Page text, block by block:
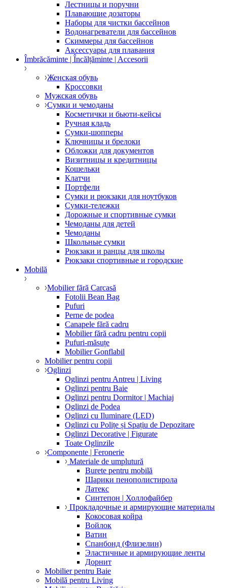
Лестницы и поручни
Плавающие дозаторы
Наборы для чистки бассейнов
Водонагреватели для бассейнов
Скиммеры для бассейнов
Аксессуары для плавания
Îmbrăcăminte | Încălțăminte | Accesorii
Женская обувь
Кроссовки
Мужская обувь
Сумки и чемоданы
Косметички и бьюти-кейсы
Ручная кладь
Сумки-шопперы
Ключницы и брелоки
Обложки для документов
Визитницы и кредитницы
Кошельки
Клатчи
Портфели
Сумки и рюкзаки для ноутбуков
Сумки-тележки
Дорожные и спортивные сумки
Чемоданы для детей
Чемоданы
Школьные сумки
Рюкзаки и ранцы для школы
Рюкзаки спортивные и городские
Mobilă
Mobilier fără Carcasă
Fotolii Bean Bag
Pufuri
Perne de podea
Canapele fără cadru
Mobilier fără cadru pentru copii
Pufuri-măsuțe
Mobilier Gonflabil
Mobilier pentru copii
Oglinzi
Oglinzi pentru Antreu | Living
Oglinzi pentru Baie
Oglinzi pentru Dormitor | Machiaj
Oglinzi de Podea
Oglinzi cu Iluminare (LED)
Oglinzi cu Polițe și Spațiu de Depozitare
Oglinzi Decorative | Figurate
Toate Oglinzile
Componente | Feronerie
Materiale de umplutură
Burete pentru mobilă
Шарики пенополистирола
Латекс
Синтепон | Холлофайбер
Прокладочные и армирующие материалы
Кокосовая койра
Войлок
Ватин
Спанбонд (Флизелин)
Эластичные и армирующие ленты
Дорнит
Mobilier pentru Baie
Mobilă pentru Living